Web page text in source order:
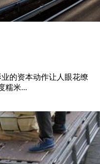
的资本动作让人眼花缭
糯米...